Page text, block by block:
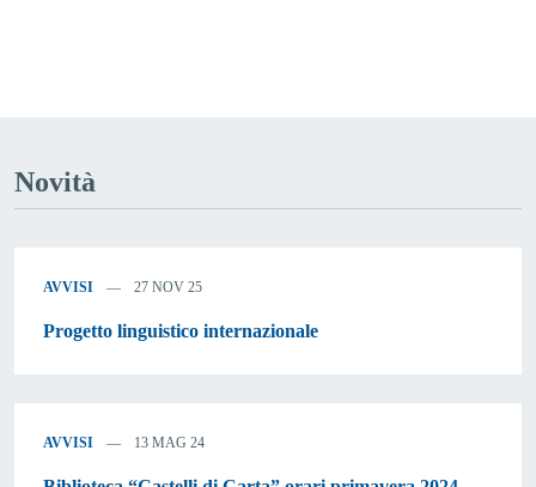
Novità
AVVISI 27 NOV 25
Progetto linguistico internazionale
AVVISI 13 MAG 24